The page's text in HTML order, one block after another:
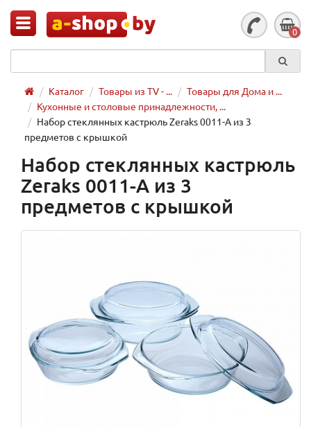
0
Каталог Товары из TV - ...
Товары для Дома и ...
Кухонные и столовые принадлежности, ...
Набор стеклянных кастрюль Zeraks 0011-А из 3
предметов с крышкой
Набор стеклянных кастрюль
Zeraks 0011-А из 3
предметов с крышкой